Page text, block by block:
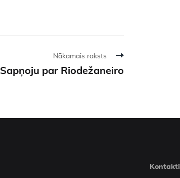
Nākamais raksts
Sapņoju par Riodežaneiro
Kontakti